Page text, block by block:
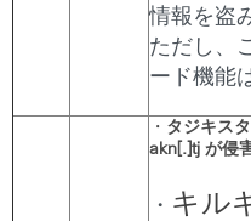
情報を盗
ただし、
ード機能
・ タジキス
akn[.]tj が侵
・ キル